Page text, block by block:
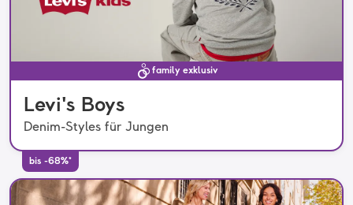
family exklusiv
Levi's Boys
Denim-Styles für Jungen
bis -68%*